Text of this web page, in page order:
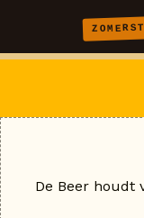
De Beer houdt